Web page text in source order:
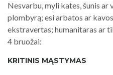
Nesvarbu, myli kates, šunis
plombyrą; esi arbatos ar
ekstravertas; humanitaras ar
4 bruožai:
KRITINIS MĄSTYMAS